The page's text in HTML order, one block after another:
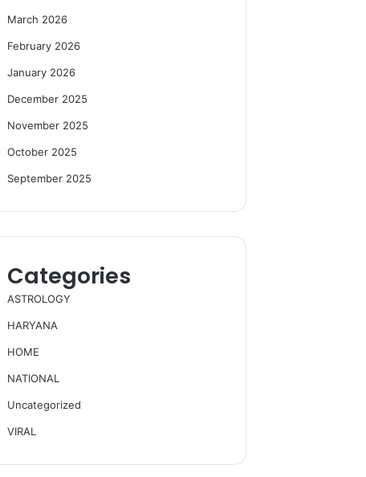
March 2026
February 2026
January 2026
December 2025
November 2025
October 2025
September 2025
Categories
ASTROLOGY
HARYANA
HOME
NATIONAL
Uncategorized
VIRAL